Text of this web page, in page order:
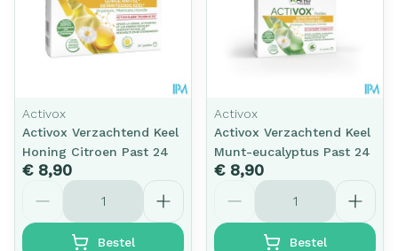
Activox
Activox Verzachtend Keel
Honing Citroen Past 24
€ 8,90
Aantal
Bestel
Activox
Activox Verzachtend Keel
Munt-eucalyptus Past 24
€ 8,90
Aantal
Bestel